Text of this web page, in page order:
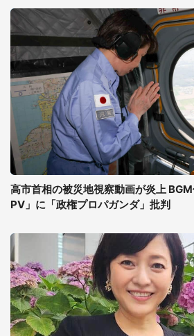
高市首相の被災地視察動画が炎上
PV」に「政権プロパガンダ」批判